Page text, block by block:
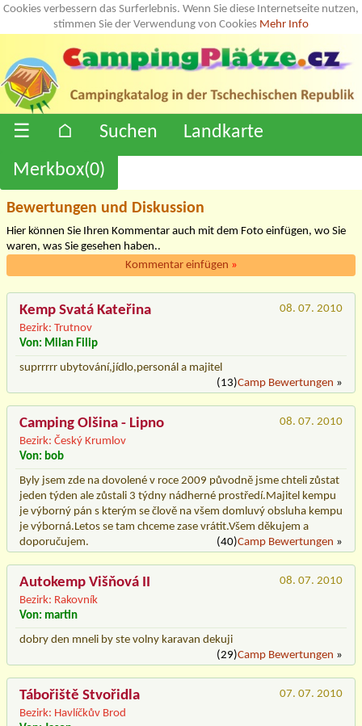
Cookies verbessern das Surferlebnis. Wenn Sie diese Internetseite nutzen,
stimmen Sie der Verwendung von Cookies Mehr Info
☰ ⌂ Suchen
Landkarte
Merkbox(0)
Bewertungen und Diskussion
Hier können Sie Ihren Kommentar auch mit dem Foto einfügen, wo Sie
waren, was Sie gesehen haben..
Kommentar einfügen »
Kemp Svatá Kateřina
Bezirk: Trutnov
08. 07. 2010
Von: Milan Filip
suprrrrr ubytování,jídlo,personál a majitel
(13)Camp Bewertungen »
Camping Olšina - Lipno
Bezirk: Český Krumlov
08. 07. 2010
Von: bob
Byly jsem zde na dovolené v roce 2009 původně jsme chteli zůstat
jeden týden ale zůstali 3 týdny nádherné prostředí.Majitel kempu
je výborný pán s kterým se člově na všem domluvý obsluha kempu
je výborná.Letos se tam chceme zase vrátit.Všem děkujem a
doporučujem.
(40)Camp Bewertungen »
Autokemp Višňová II
Bezirk: Rakovník
08. 07. 2010
Von: martin
dobry den mneli by ste volny karavan dekuji
(29)Camp Bewertungen »
Tábořiště Stvořidla
Bezirk: Havlíčkův Brod
07. 07. 2010